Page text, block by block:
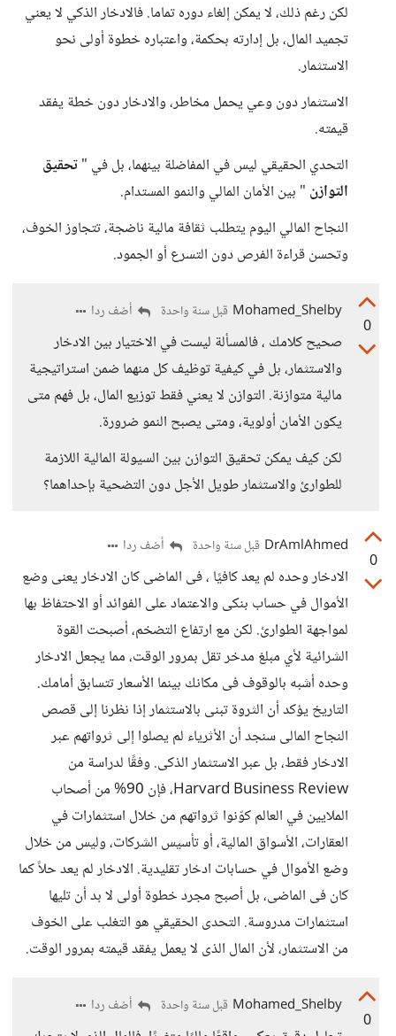
لكن رغم ذلك، لا يمكن إلغاء دوره تماما. فالادخار الذكي لا يعني
تجميد المال، بل إدارته بحكمة، واعتباره خطوة أولى نحو
الاستثمار.
الاستثمار دون وعي يحمل مخاطر، والادخار دون خطة يفقد
قيمته.
التحدي الحقيقي ليس في المفاضلة بينهما، بل في "تحقيق
التوازن " بين الأمان المالي والنمو المستدام.
النجاح المالي اليوم يتطلب ثقافة مالية ناضجة، تتجاوز الخوف،
وتحسن قراءة الفرص دون التسرع أو الجمود.
0
Mohamed_Shelby قبل سنة واحدة أضف ردا
صحيح كلامك ، فالمسألة ليست في الاختيار بين الادخار
والاستثمار، بل في كيفية توظيف كل منهما ضمن استراتيجية
مالية متوازنة. التوازن لا يعني فقط توزيع المال، بل فهم متى
يكون الأمان أولوية، ومتى يصبح النمو ضرورة.
لكن كيف يمكن تحقيق التوازن بين السيولة المالية اللازمة
للطوارئ والاستثمار طويل الأجل دون التضحية بإحداهما؟
0
DrAmlAhmed قبل سنة واحدة أضف ردا
الادخار وحده لم يعد كافيًا ، فى الماضى كان الادخار يعنى وضع
الأموال في حساب بنكى والاعتماد على الفوائد أو الاحتفاظ بها
لمواجهة الطوارئ. لكن مع ارتفاع التضخم، أصبحت القوة
الشرائية لأي مبلغ مدخر تقل بمرور الوقت، مما يجعل الادخار
وحده أشبه بالوقوف فى مكانك بينما الأسعار تتسابق أمامك.
التاريخ يؤكد أن الثروة تبنى بالاستثمار إذا نظرنا إلى قصص
النجاح المالى سنجد أن الأثرياء لم يصلوا إلى ثرواتهم عبر
الادخار فقط، بل عبر الاستثمار الذكى. وفقًا لدراسة من
Harvard Business Review، فإن 90% من أصحاب
الملايين في العالم كوّنوا ثرواتهم من خلال استثمارات في
العقارات، الأسواق المالية، أو تأسيس الشركات، وليس من خلال
وضع الأموال في حسابات ادخار تقليدية. الادخار لم يعد حلاً كما
كان فى الماضى، بل أصبح مجرد خطوة أولى لا بد أن تليها
استثمارات مدروسة. التحدى الحقيقي هو التغلب على الخوف
من الاستثمار، لأن المال الذى لا يعمل يفقد قيمته بمرور الوقت.
0
Mohamed_Shelby قبل سنة واحدة أضف ردا